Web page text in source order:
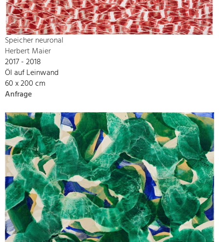
Speicher neuronal
Herbert Maier
2017 - 2018
Öl auf Leinwand
60 x 200 cm
Anfrage